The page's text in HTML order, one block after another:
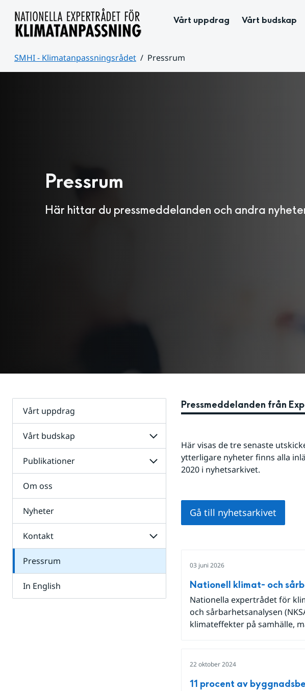
Vårt uppdrag Vårt budskap
SMHI - Klimatanpassningsrådet
Pressrum
Pressrum
Här hittar du pressmeddelanden och andra
Vårt uppdrag
Vårt budskap Visa undersidor
Publikationer Visa undersidor
Om oss
Nyheter
Kontakt Visa undersidor
Pressrum
In English
Pressmeddelanden från
Här visas de tre senaste
ytterligare nyheter finns alla
2020 i nyhetsarkivet.
Gå till nyhetsarkivet
03 juni 2026
Nationell klimat- och
Nationella expertrådet för
och sårbarhetsanalysen
klimateffekter på samhälle,
22 oktober 2024
11 procent av